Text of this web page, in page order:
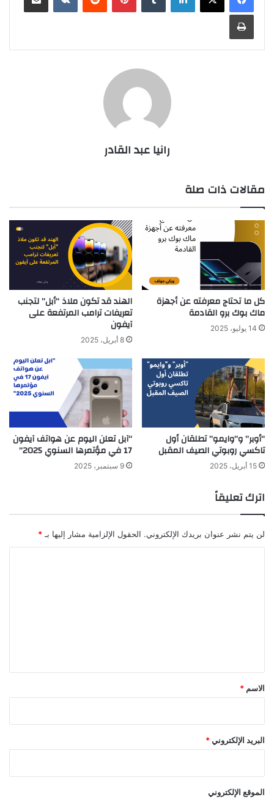
طباعة
رانيا عبد القادر
مقالات ذات صلة
كل ما تحتاج معرفته عن أجهزة
ماك بوك برو القادمة
14 يوليو، 2025
الهند قد تكون ملاذ “أبل” لتجنب
تعريفات ترامب المرتفعة على
آيفون
8 أبريل، 2025
“أوبر” و”وايمو” تطلقان أول
تاكسي روبوتي الصيف المقبل
15 أبريل، 2025
“آبل تعلن اليوم عن هواتف آيفون
17 في مؤتمرها السنوي 2025”
9 سبتمبر، 2025
اترك تعليقاً
لن يتم نشر عنوان بريدك الإلكتروني. الحقول الإلزامية مشار إليها بـ *
*
الاسم *
البريد الإلكتروني *
الموقع الإلكتروني